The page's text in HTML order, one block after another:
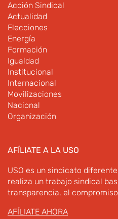
Acción Sindical
Actualidad
Elecciones
Energía
Formación
Igualdad
Institucional
Internacional
Movilizaciones
Nacional
Organización
AFÍLIATE A LA USO
USO es un sindicato
realiza un trabajo sindical
transparencia, el
AFÍLIATE AHORA